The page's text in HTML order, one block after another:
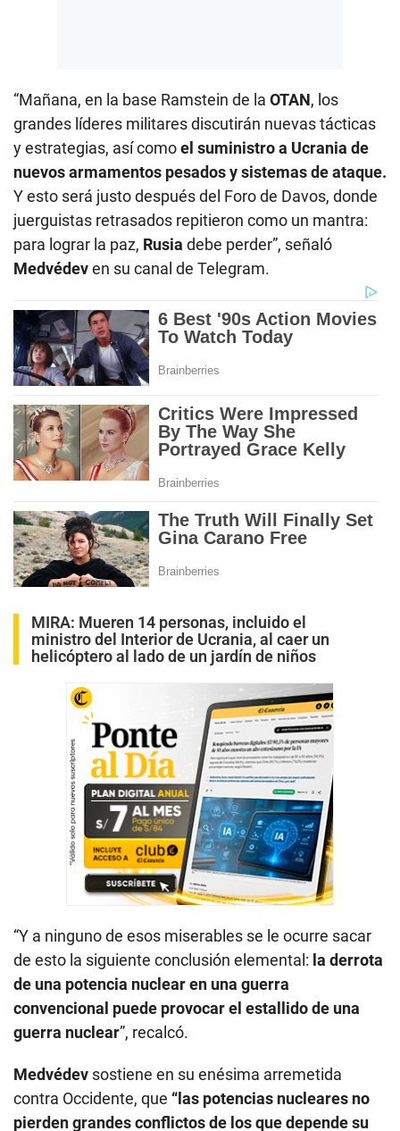
“Mañana, en la base Ramstein de la OTAN, los
grandes líderes militares discutirán nuevas tácticas
y estrategias, así comoel suministro a Ucrania de
nuevos armamentos pesados y sistemas de ataque.
Y esto será justo después del Foro de Davos, donde
juerguistas retrasados repitieron como un mantra:
para lograr la paz, Rusia debe perder”, señaló
Medvédeven su canal de Telegram.
MIRA: Mueren 14 personas, incluido el
ministro del Interior de Ucrania, al caer un
helicóptero al lado de un jardín de niños
“Y a ninguno de esos miserables se le ocurre sacar
de esto la siguiente conclusión elemental: la derrota
de una potencia nuclear en una guerra
convencional puede provocar el estallido de una
guerra nuclear”, recalcó.
Medvédev sostiene en su enésima arremetida
contra Occidente, que “las potencias nucleares no
pierden grandes conflictos de los que depende su